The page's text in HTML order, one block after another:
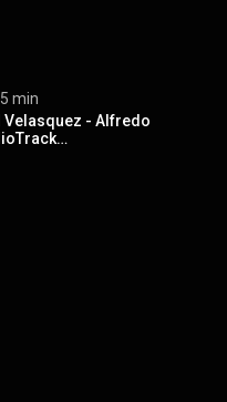
min
Velasquez - Alfredo